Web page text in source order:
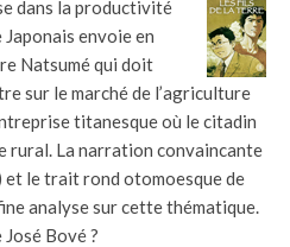
dans la productivité
envoie en
Natsumé qui doit
sur le marché de l’agriculture
titanesque où le citadin
rural. La narration convaincante
et le trait rond otomoesque de
analyse sur cette thématique.
Bové ?